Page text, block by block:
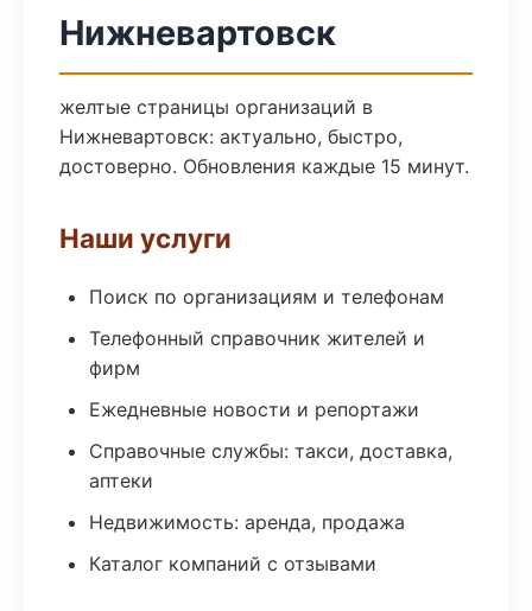
Нижневартовск
желтые страницы организаций в
Нижневартовск: актуально, быстро,
достоверно. Обновления каждые 15 минут.
Наши услуги
Поиск по организациям и телефонам
Телефонный справочник жителей и
фирм
Ежедневные новости и репортажи
Справочные службы: такси, доставка,
аптеки
Недвижимость: аренда, продажа
Каталог компаний с отзывами